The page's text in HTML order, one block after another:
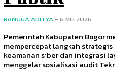
RANGGA ADITYA - 6 MEI 2026
Pemerintah Kabupaten Bogor
mempercepat langkah
keamanan siber dan integrasi
menggelar sosialisasi audit